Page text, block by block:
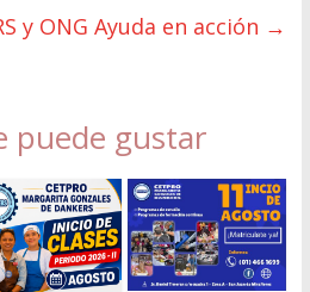
y ONG Ayuda en acción →
puede gustar